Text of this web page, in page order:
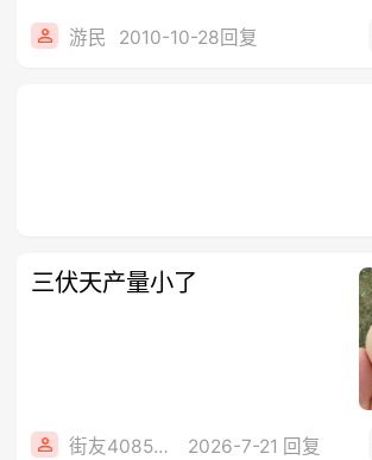
游民 2010-10-28回复
三伏天产量小了
街友40858442 2026-7-21 回复